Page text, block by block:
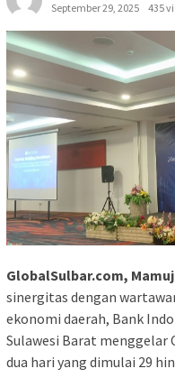
September 29, 2025
435
GlobalSulbar.com,
sinergitas dengan
ekonomi daerah, Bank
Sulawesi Barat menggelar
dua hari yang dimulai 29